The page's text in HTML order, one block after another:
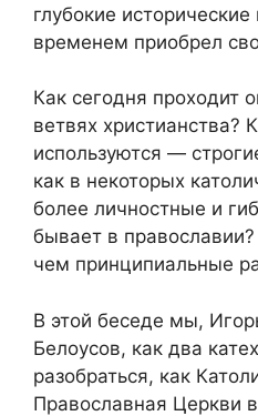
глубокие
временем приобрел
Как сегодня проходит
ветвях христианства?
используются —
как в некоторых
более личностные и
бывает в
чем принципиальные
В этой беседе мы,
Белоусов, как два
разобраться, как
Православная Церкви